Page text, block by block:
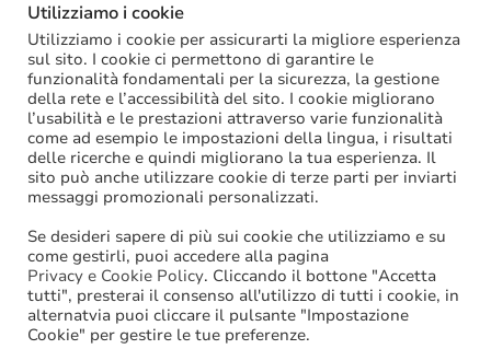
ULTIME NOTIZIE
La soppressione dei vecchi tetti di spesa
offre più margini anche per l’aumento del
salario accessorio
ACCRUAL: come si registrano i
trasferimenti vincolati per investimenti
riscossi prima del 2025?
Oggi in Cdm il nuovo “Decreto PA”: molte
le novità di interesse per gli enti locali
Niente assunzioni tramite scorrimento di
graduatorie di mobilità
Utilizziamo i cookie
Utilizziamo i cookie per assicurarti la migliore esperienza
sul sito. I cookie ci permettono di garantire le
funzionalità fondamentali per la sicurezza, la gestione
della rete e l’accessibilità del sito. I cookie migliorano
l’usabilità e le prestazioni attraverso varie funzionalità
come ad esempio le impostazioni della lingua, i risultati
delle ricerche e quindi migliorano la tua esperienza. Il
sito può anche utilizzare cookie di terze parti per inviarti
messaggi promozionali personalizzati.
Se desideri sapere di più sui cookie che utilizziamo e su
come gestirli, puoi accedere alla pagina
Privacy e Cookie Policy. Cliccando il bottone "Accetta
tutti", presterai il consenso all'utilizzo di tutti i cookie, in
alternatvia puoi cliccare il pulsante "Impostazione
Cookie" per gestire le tue preferenze.